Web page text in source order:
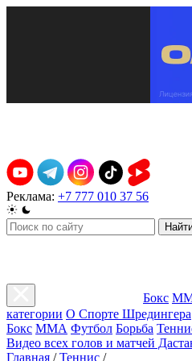
Реклама: +7 777 010 37 56
Бокс
категории О Спорте Шредингера
Бокс ММА Футбол Борьба
Видео всех голов и матчей
Главная / Теннис /